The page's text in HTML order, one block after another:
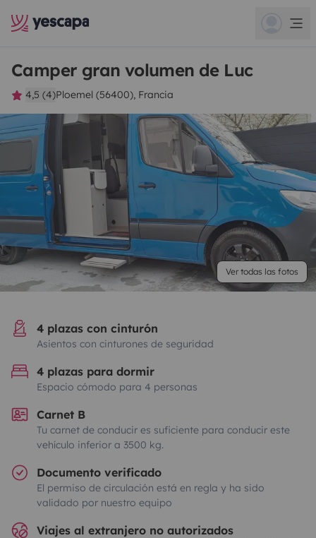
Camper gran volumen de Luc
4,5 (4)Ploemel (56400), Francia
Ver todas las fotos
4 plazas con cinturón
Asientos con cinturones de seguridad
4 plazas para dormir
Espacio cómodo para 4 personas
Carnet B
Tu carnet de conducir es suficiente para conducir este
vehículo inferior a 3500 kg.
Documento verificado
El permiso de circulación está en regla y ha sido
validado por nuestro equipo
Viajes al extranjero no autorizados